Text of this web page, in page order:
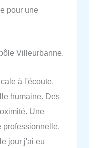
pour une
Villeurbanne.
à l'écoute.
humaine. Des
Une
jour j'ai eu